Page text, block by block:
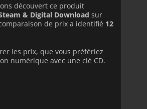
découvert ce produit
& Digital Download sur
de prix a identifié 12
les prix, que vous préfériez
numérique avec une clé CD.